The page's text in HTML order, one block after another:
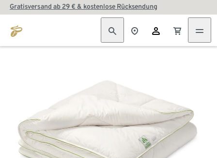
Gratisversand ab 29 € & kostenlose Rücksendung